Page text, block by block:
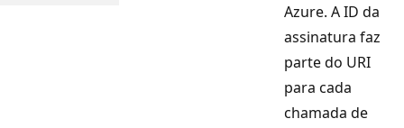
Azure. A ID da
assinatura faz
parte do URI
para cada
chamada de